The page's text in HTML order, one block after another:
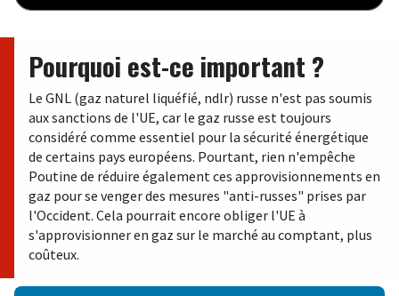
Pourquoi est-ce important ?
Le GNL (gaz naturel liquéfié, ndlr) russe n'est pas soumis
aux sanctions de l'UE, car le gaz russe est toujours
considéré comme essentiel pour la sécurité énergétique
de certains pays européens. Pourtant, rien n'empêche
Poutine de réduire également ces approvisionnements en
gaz pour se venger des mesures "anti-russes" prises par
l'Occident. Cela pourrait encore obliger l'UE à
s'approvisionner en gaz sur le marché au comptant, plus
coûteux.